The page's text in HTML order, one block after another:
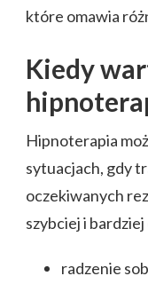
które omawia
Kiedy
Hipnoterapia
sytuacjach, gdy
oczekiwanych
szybciej i
radzenie